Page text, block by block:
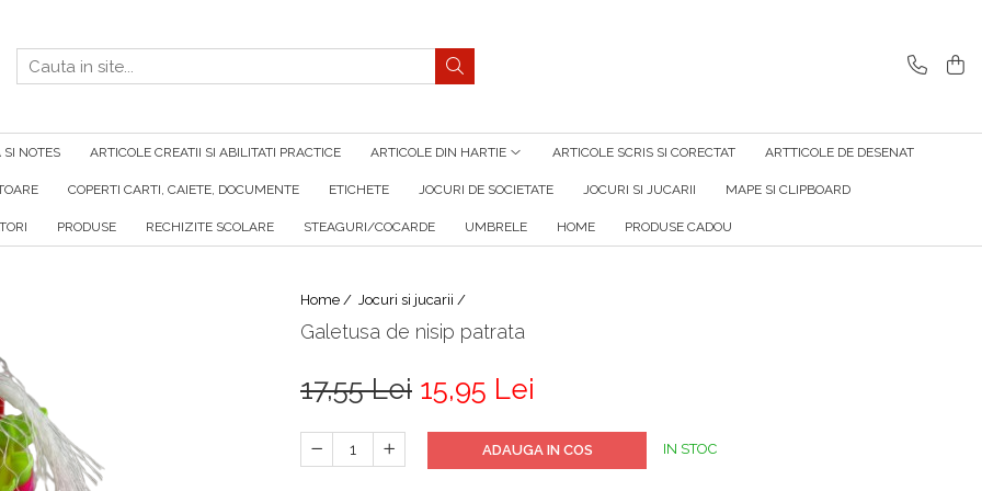
NOTES ARTICOLE CREATII SI ABILITATI PRACTICE ARTICOLE DIN HARTIE ARTICOLE SCRIS SI CORECTAT ARTTICOLE DE DESENAT
COPERTI CARTI, CAIETE, DOCUMENTE ETICHETE JOCURI DE SOCIETATE JOCURI SI JUCARII MAPE SI CLIPBOARD
PRODUSE RECHIZITE SCOLARE STEAGURI/COCARDE UMBRELE HOME PRODUSE CADOU
Home / Jocuri si jucarii /
Galetusa de nisip patrata
17,55 Lei 15,95 Lei
ADAUGA IN COS IN STOC